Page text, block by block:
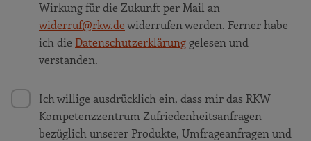
Wirkung für die Zukunft per Mail an
widerruf@rkw.dewiderrufen werden. Ferner habe
ich die Datenschutzerklärunggelesen und
verstanden.
Ich willige ausdrücklich ein, dass mir das RKW
Kompetenzzentrum Zufriedenheitsanfragen
bezüglich unserer Produkte, Umfrageanfragen und